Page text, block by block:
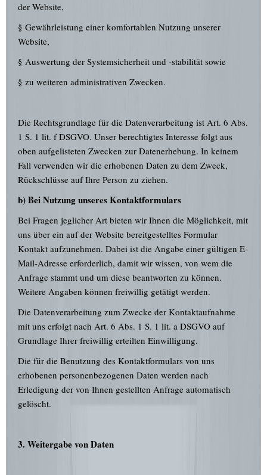
der Website,
§ Gewährleistung einer komfortablen Nutzung unserer
Website,
§ Auswertung der Systemsicherheit und -stabilität sowie
§ zu weiteren administrativen Zwecken.
Die Rechtsgrundlage für die Datenverarbeitung ist Art. 6 Abs.
1 S. 1 lit. f DSGVO. Unser berechtigtes Interesse folgt aus
oben aufgelisteten Zwecken zur Datenerhebung. In keinem
Fall verwenden wir die erhobenen Daten zu dem Zweck,
Rückschlüsse auf Ihre Person zu ziehen.
b) Bei Nutzung unseres Kontaktformulars
Bei Fragen jeglicher Art bieten wir Ihnen die Möglichkeit, mit
uns über ein auf der Website bereitgestelltes Formular
Kontakt aufzunehmen. Dabei ist die Angabe einer gültigen E-
Mail-Adresse erforderlich, damit wir wissen, von wem die
Anfrage stammt und um diese beantworten zu können.
Weitere Angaben können freiwillig getätigt werden.
Die Datenverarbeitung zum Zwecke der Kontaktaufnahme
mit uns erfolgt nach Art. 6 Abs. 1 S. 1 lit. a DSGVO auf
Grundlage Ihrer freiwillig erteilten Einwilligung.
Die für die Benutzung des Kontaktformulars von uns
erhobenen personenbezogenen Daten werden nach
Erledigung der von Ihnen gestellten Anfrage automatisch
gelöscht.
3. Weitergabe von Daten